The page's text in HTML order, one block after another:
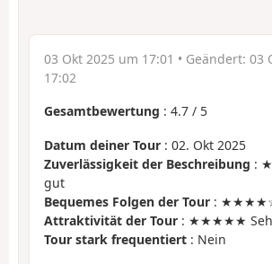
03 Okt 2025 um 17:01 • Geändert: 03
17:02
Gesamtbewertung : 4.7 / 5
Datum deiner Tour : 02. Okt 2025
Zuverlässigkeit der Beschreibung :
gut
Bequemes Folgen der Tour :
Attraktivität der Tour : ★★★★★
Tour stark frequentiert : Nein